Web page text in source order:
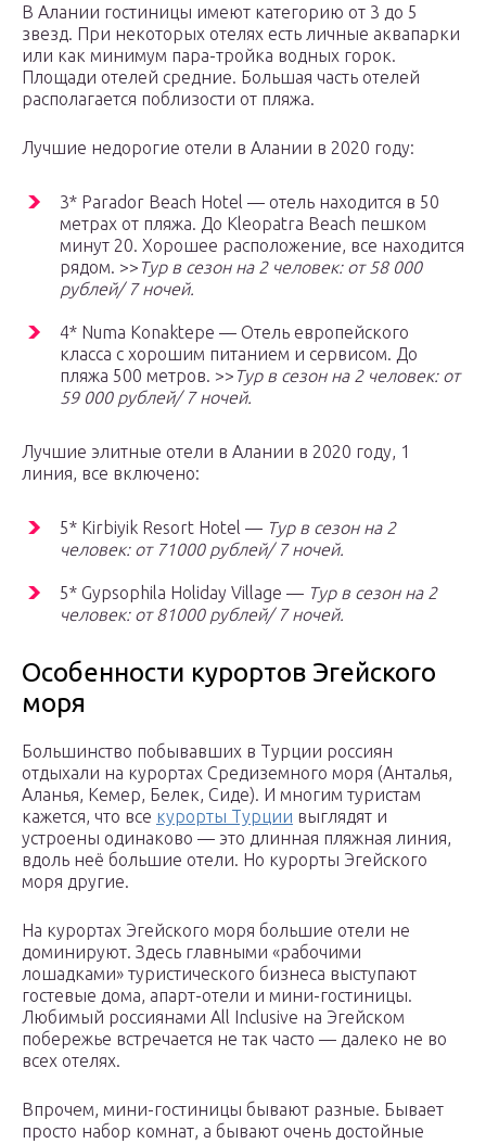
В Алании гостиницы имеют категорию от 3 до 5
звезд. При некоторых отелях есть личные аквапарки
или как минимум пара-тройка водных горок.
Площади отелей средние. Большая часть отелей
располагается поблизости от пляжа.
Лучшие недорогие отели в Алании в 2020 году:
3* Parador Beach Hotel — отель находится в 50
метрах от пляжа. До Kleopatra Beach пешком
минут 20. Хорошее расположение, все находится
рядом. >> Тур в сезон на 2 человек: от 58 000
рублей/ 7 ночей.
4* Numa Konaktepe — Отель европейского
класса с хорошим питанием и сервисом. До
пляжа 500 метров. >> Тур в сезон на 2 человек: от
59 000 рублей/ 7 ночей.
Лучшие элитные отели в Алании в 2020 году, 1
линия, все включено:
5* Kirbiyik Resort Hotel — Тур в сезон на 2
человек: от 71000 рублей/ 7 ночей.
5* Gypsophila Holiday Village — Тур в сезон на 2
человек: от 81000 рублей/ 7 ночей.
Особенности курортов Эгейского
моря
Большинство побывавших в Турции россиян
отдыхали на курортах Средиземного моря (Анталья,
Аланья, Кемер, Белек, Сиде). И многим туристам
кажется, что все курорты Турции выглядят и
устроены одинаково — это длинная пляжная линия,
вдоль неё большие отели. Но курорты Эгейского
моря другие.
На курортах Эгейского моря большие отели не
доминируют. Здесь главными «рабочими
лошадками» туристического бизнеса выступают
гостевые дома, апарт-отели и мини-гостиницы.
Любимый россиянами All Inclusive на Эгейском
побережье встречается не так часто — далеко не во
всех отелях.
Впрочем, мини-гостиницы бывают разные. Бывает
просто набор комнат, а бывают очень достойные